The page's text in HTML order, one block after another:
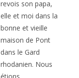
revois son papa,
elle et moi dans la
bonne et vieille
maison de Pont
dans le Gard
rhodanien. Nous